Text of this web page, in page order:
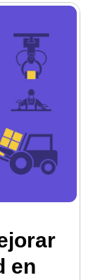
en